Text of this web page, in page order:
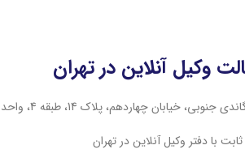
وکیل آنلاین در تهران
چهاردهم، پلاک 14، طبقه 4، واحد 9 و 10
ثابت با دفتر وکیل آنلاین در تهران